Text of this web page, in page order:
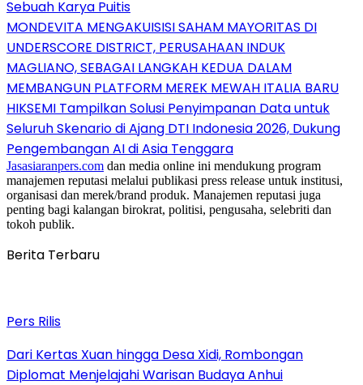
Sebuah Karya Puitis
MONDEVITA MENGAKUISISI SAHAM MAYORITAS DI
UNDERSCORE DISTRICT, PERUSAHAAN INDUK
MAGLIANO, SEBAGAI LANGKAH KEDUA DALAM
MEMBANGUN PLATFORM MEREK MEWAH ITALIA BARU
HIKSEMI Tampilkan Solusi Penyimpanan Data untuk
Seluruh Skenario di Ajang DTI Indonesia 2026, Dukung
Pengembangan AI di Asia Tenggara
Jasasiaranpers.com dan media online ini mendukung program
manajemen reputasi melalui publikasi press release untuk institusi,
organisasi dan merek/brand produk. Manajemen reputasi juga
penting bagi kalangan birokrat, politisi, pengusaha, selebriti dan
tokoh publik.
Berita Terbaru
Pers Rilis
Dari Kertas Xuan hingga Desa Xidi, Rombongan
Diplomat Menjelajahi Warisan Budaya Anhui